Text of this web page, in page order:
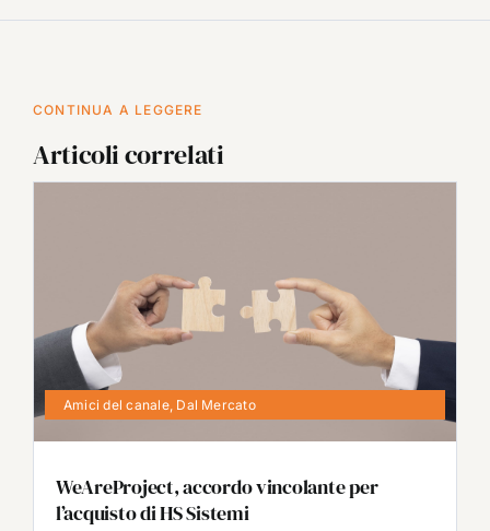
CONTINUA A LEGGERE
Articoli correlati
Amici del canale, Dal Mercato
WeAreProject, accordo vincolante per
l’acquisto di HS Sistemi